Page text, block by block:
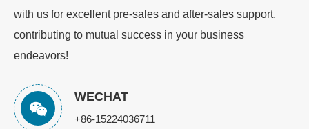
with us for excellent pre-sales and after-sales support,
contributing to mutual success in your business
endeavors!
WECHAT
+86-15224036711